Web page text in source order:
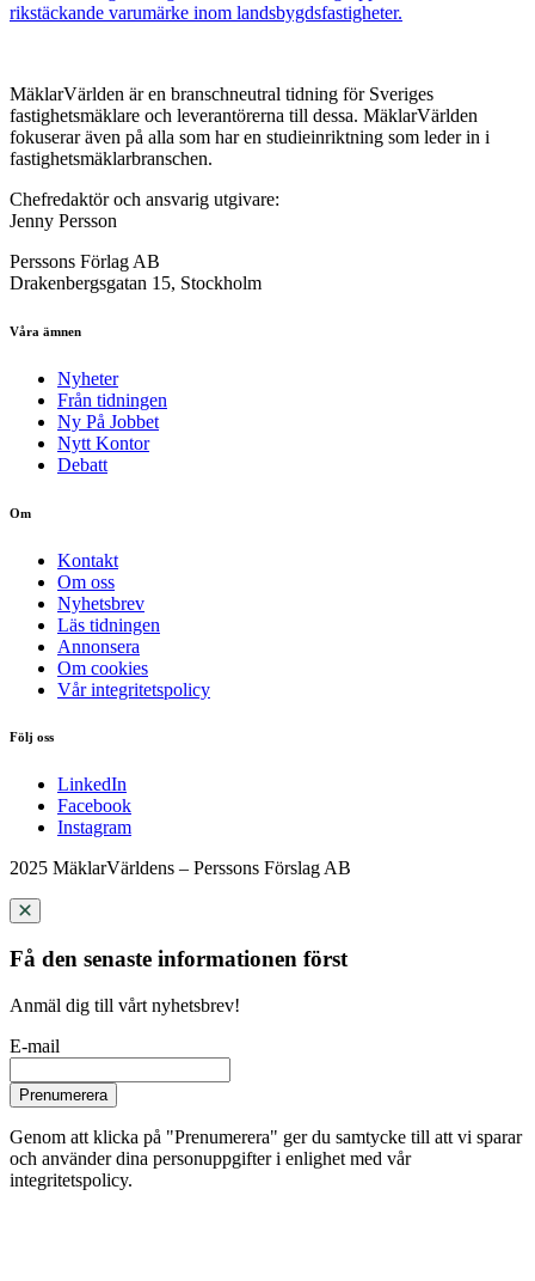
rikstäckande varumärke inom landsbygdsfastigheter.
MäklarVärlden är en branschneutral tidning för Sveriges
fastighetsmäklare och leverantörerna till dessa. MäklarVärlden
fokuserar även på alla som har en studieinriktning som leder in i
fastighetsmäklarbranschen.
Chefredaktör och ansvarig utgivare:
Jenny Persson
Perssons Förlag AB
Drakenbergsgatan 15, Stockholm
Våra ämnen
Nyheter
Från tidningen
Ny På Jobbet
Nytt Kontor
Debatt
Om
Kontakt
Om oss
Nyhetsbrev
Läs tidningen
Annonsera
Om cookies
Vår integritetspolicy
Följ oss
LinkedIn
Facebook
Instagram
2025 MäklarVärldens – Perssons Förslag AB
Få den senaste informationen först
Anmäl dig till vårt nyhetsbrev!
E-mail
Prenumerera
Genom att klicka på "Prenumerera" ger du samtycke till att vi sparar
och använder dina personuppgifter i enlighet med vår
integritetspolicy.